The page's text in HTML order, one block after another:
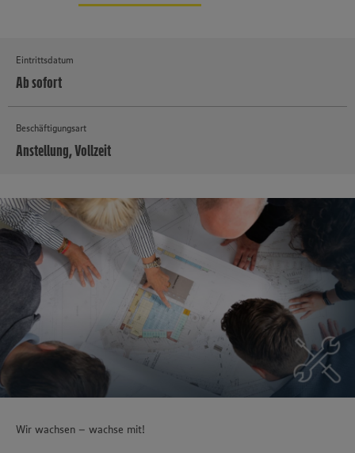
Eintrittsdatum
Ab sofort
Beschäftigungsart
Anstellung, Vollzeit
Wir wachsen – wachse mit!